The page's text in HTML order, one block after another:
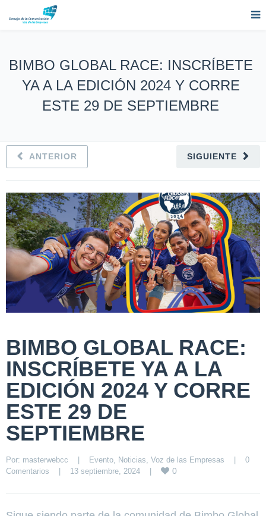
BIMBO GLOBAL RACE: INSCRÍBETE
YA A LA EDICIÓN 2024 Y CORRE
ESTE 29 DE SEPTIEMBRE
SIGUIENTE
ANTERIOR
BIMBO GLOBAL RACE:
INSCRÍBETE YA A LA
EDICIÓN 2024 Y CORRE
ESTE 29 DE
SEPTIEMBRE
Por: masterwebcc | Evento Noticias Voz de las Empresas |
0
Comentarios
| 13 septiembre, 2024 | 0